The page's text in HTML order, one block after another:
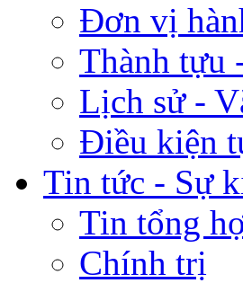
Đơn vị
Thành tựu
Lịch sử -
Điều kiện
Tin tức - Sự
Tin tổng
Chính trị